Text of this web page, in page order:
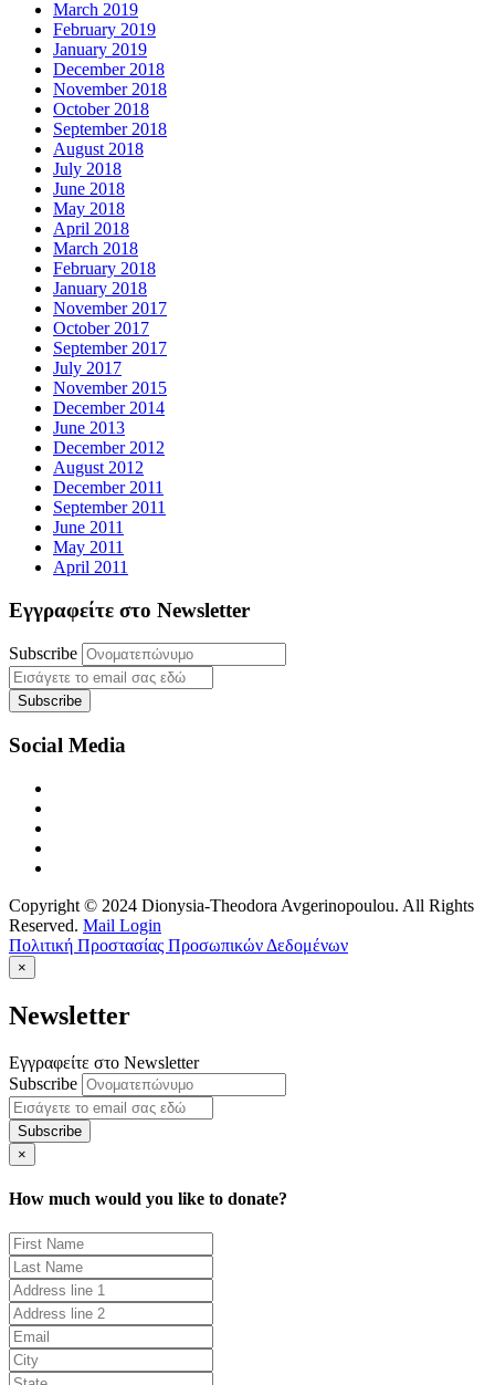
March 2019
February 2019
January 2019
December 2018
November 2018
October 2018
September 2018
August 2018
July 2018
June 2018
May 2018
April 2018
March 2018
February 2018
January 2018
November 2017
October 2017
September 2017
July 2017
November 2015
December 2014
June 2013
December 2012
August 2012
December 2011
September 2011
June 2011
May 2011
April 2011
Εγγραφείτε στο Newsletter
Subscribe
Social Media
Copyright © 2024 Dionysia-Theodora Avgerinopoulou. All Rights
Reserved. Mail Login
Πολιτική Προστασίας Προσωπικών Δεδομένων
×
Newsletter
Εγγραφείτε στο Newsletter
Subscribe
×
How much would you like to donate?